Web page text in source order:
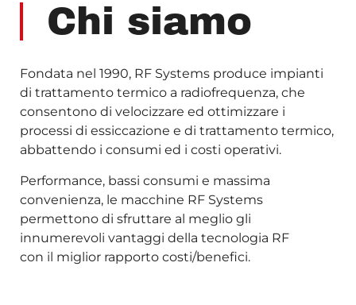
Chi siamo
Fondata nel 1990, RF Systems produce impianti
di trattamento termico a radiofrequenza, che
consentono di velocizzare ed ottimizzare i
processi di essiccazione e di trattamento termico,
abbattendo i consumi ed i costi operativi.
Performance, bassi consumi e massima
convenienza, le macchine RF Systems
permettono di sfruttare al meglio gli
innumerevoli vantaggi della tecnologia RF
con il miglior rapporto costi/benefici.